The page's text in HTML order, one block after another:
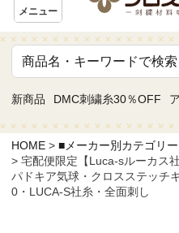
メニュー
新商品 DMC刺繍糸30％OFF
商品一覧
カテゴリーから探す
取り扱いブランドから探
HOME ■メーカー別カテゴリー
宅配便限定【Luca-sルーカス
パドキア気球・クロスステッチ
0・LUCA-S社糸・全面刺し